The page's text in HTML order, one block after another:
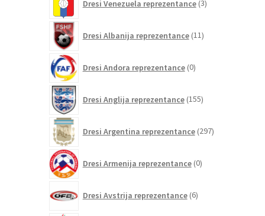
Dresi Venezuela reprezentance 3izdelki
Dresi Albanija reprezentance 11izdelkov
Dresi Andora reprezentance 0izdelkov
Dresi Anglija reprezentance 155izdelkov
Dresi Argentina reprezentance 297izdelkov
Dresi Armenija reprezentance 0izdelkov
Dresi Avstrija reprezentance 6izdelkov